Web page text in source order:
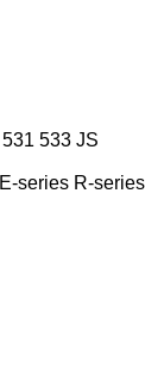
531 533 JS
E-series R-series